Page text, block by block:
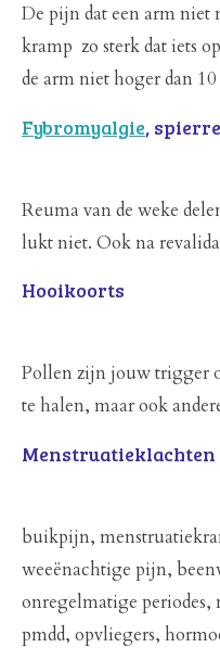
De pijn dat een arm
kramp zo sterk dat iets
de arm niet hoger dan
Fybromyalgie,
Reuma van de weke
lukt niet. Ook na
Hooikoorts
Pollen zijn jouw trigger
te halen, maar ook
Menstruatieklachten
buikpijn,
weeënachtige pijn,
onregelmatige periodes,
pmdd, opvliegers,